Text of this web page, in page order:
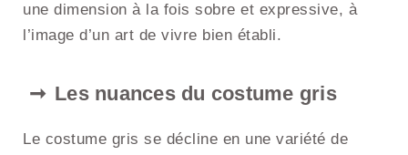
une dimension à la fois sobre et expressive, à
l’image d’un art de vivre bien établi.
Les nuances du costume gris
Le costume gris se décline en une variété de